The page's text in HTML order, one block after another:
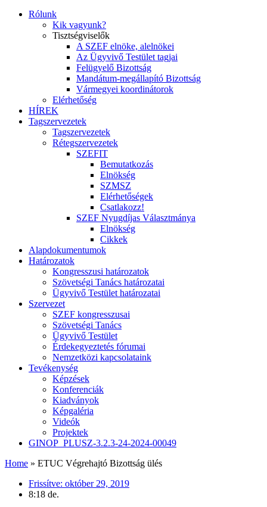
Rólunk
Kik vagyunk?
Tisztségviselők
A SZEF elnöke, alelnökei
Az Ügyvivő Testület tagjai
Felügyelő Bizottság
Mandátum-megállapító Bizottság
Vármegyei koordinátorok
Elérhetőség
HÍREK
Tagszervezetek
Tagszervezetek
Rétegszervezetek
SZEFIT
Bemutatkozás
Elnökség
SZMSZ
Elérhetőségek
Csatlakozz!
SZEF Nyugdíjas Választmánya
Elnökség
Cikkek
Alapdokumentumok
Határozatok
Kongresszusi határozatok
Szövetségi Tanács határozatai
Ügyvivő Testület határozatai
Szervezet
SZEF kongresszusai
Szövetségi Tanács
Ügyvivő Testület
Érdekegyeztetés fórumai
Nemzetközi kapcsolataink
Tevékenység
Képzések
Konferenciák
Kiadványok
Képgaléria
Videók
Projektek
GINOP_PLUSZ-3.2.3-24-2024-00049
Home » ETUC Végrehajtó Bizottság ülés
Frissítve: október 29, 2019
8:18 de.